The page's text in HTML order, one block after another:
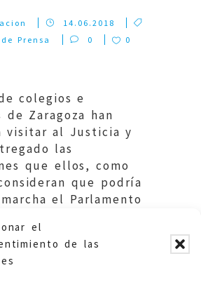
el
de las
14.06.2018
Prensa 0
0
colegios e
Zaragoza han
visitar al Justicia y
las
que ellos, como
que podría
el Parlamento
y en los centros
y de recreo. La
San Jorge dio la